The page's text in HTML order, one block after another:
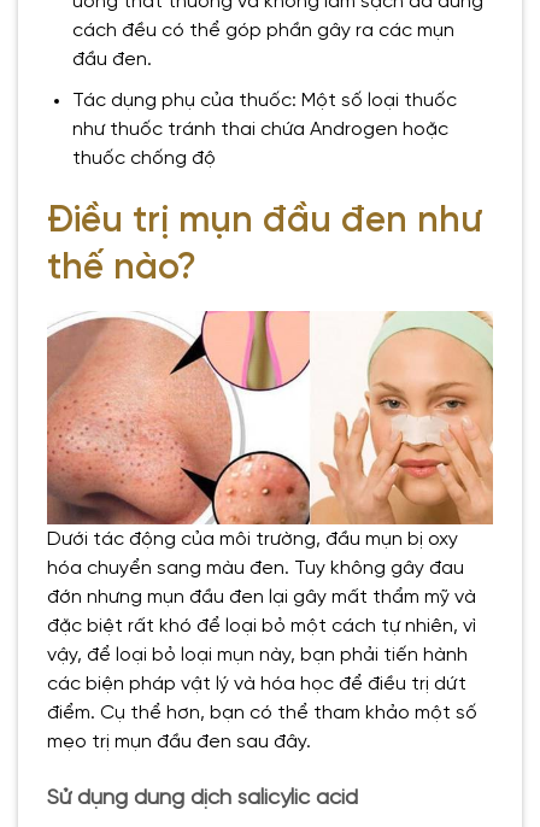
cách đều có thể góp phần gây ra các mụn
đầu đen.
Tác dụng phụ của thuốc: Một số loại thuốc
như thuốc tránh thai chứa Androgen hoặc
thuốc chống độ
Điều trị mụn đầu đen như
thế nào?
Dưới tác động của môi trường, đầu mụn bị oxy
hóa chuyển sang màu đen. Tuy không gây đau
đớn nhưng mụn đầu đen lại gây mất thẩm mỹ và
đặc biệt rất khó để loại bỏ một cách tự nhiên, vì
vậy, để loại bỏ loại mụn này, bạn phải tiến hành
các biện pháp vật lý và hóa học để điều trị dứt
điểm. Cụ thể hơn, bạn có thể tham khảo một số
mẹo trị mụn đầu đen sau đây.
Sử dụng dung dịch salicylic acid